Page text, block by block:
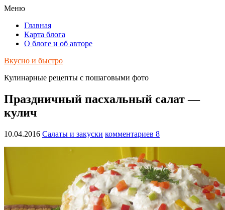
Меню
Главная
Карта блога
О блоге и об авторе
Вкусно и быстро
Кулинарные рецепты с пошаговыми фото
Праздничный пасхальный салат —
кулич
10.04.2016 Салаты и закуски комментариев 8